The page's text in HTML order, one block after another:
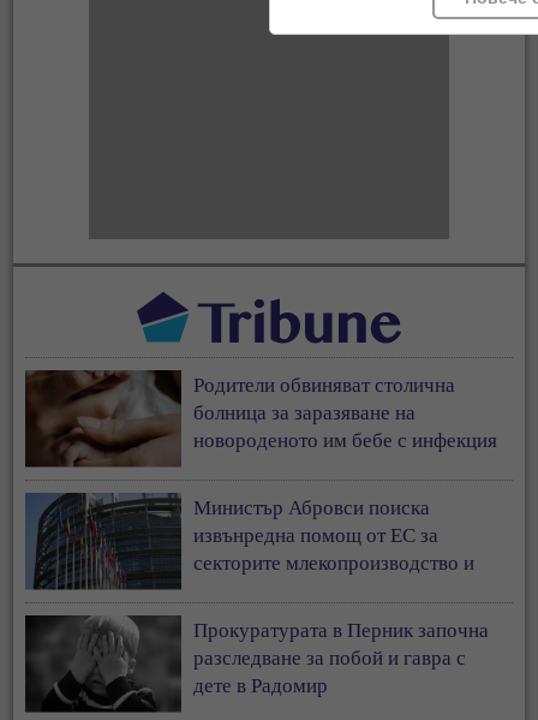
Родители обвиняват столична
болница за заразяване на
новороденото им бебе с инфекция
Министър Абровси поиска
извънредна помощ от ЕС за
секторите млекопроизводство и
Прокуратурата в Перник започна
разследване за побой и гавра с
дете в Радомир